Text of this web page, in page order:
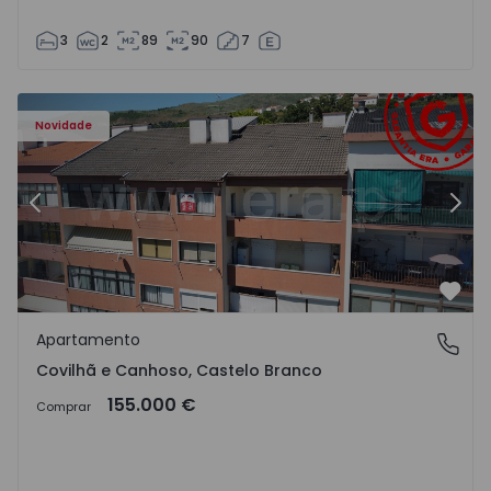
3 2 89 90 7
Novidade
- 18
Apartamento T2 Covilhã, Covilhã e Canhoso - 1497806 -
Anterior
Covilhã e Canhoso, Castelo Branco
Apartamento
Covilhã e Canhoso, Castelo Branco
Comprar 155.000 €